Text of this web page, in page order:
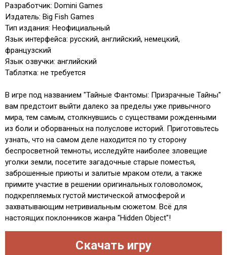
Разработчик: Domini Games
Издатель: Big Fish Games
Тип издания: Неофициальный
Язык интерфейса: русский, английский, немецкий,
французский
Язык озвучки: английский
Таблэтка: не требуется
В игре под названием "Тайные Фантомы: Призрачные Тайны"
вам предстоит выйти далеко за пределы уже привычного
мира, тем самым, столкнувшись с существами рожденными
из боли и оборванных на полуслове историй. Приготовьтесь
узнать, что на самом деле находится по ту сторону
беспросветной темноты, исследуйте наиболее зловещие
уголки земли, посетите загадочные старые поместья,
заброшенные приюты и залитые мраком отели, а также
примите участие в решении оригинальных головоломок,
подкрепляемых густой мистической атмосферой и
захватывающим нетривиальным сюжетом. Всё для
настоящих поклонников жанра "Hidden Object"!
Скачать игру